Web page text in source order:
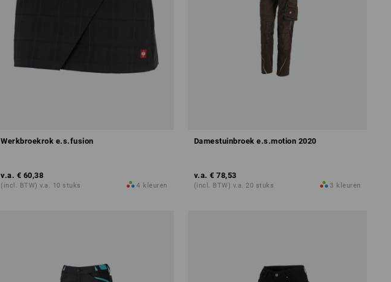
Werkbroekrok e.s.fusion
v.a. € 60,38
(incl. BTW) v.a. 10 stuks 4 kleuren
Damestuinbroek e.s.motion 2020
v.a. € 78,53
(incl. BTW) v.a. 20 stuks 3 kleuren